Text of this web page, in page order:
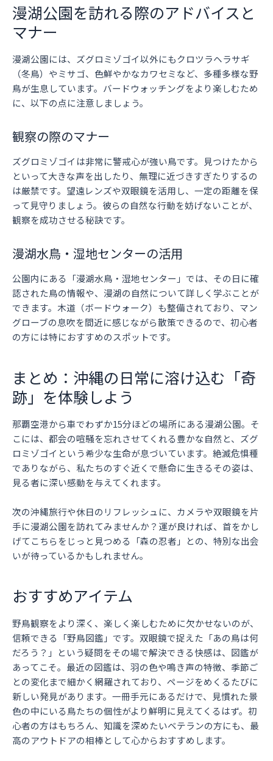
漫湖公園を訪れる際のアドバイスと
マナー
漫湖公園には、ズグロミゾゴイ以外にもクロツラヘラサギ
（冬鳥）やミサゴ、色鮮やかなカワセミなど、多種多様な野
鳥が生息しています。バードウォッチングをより楽しむため
に、以下の点に注意しましょう。
観察の際のマナー
ズグロミゾゴイは非常に警戒心が強い鳥です。見つけたから
といって大きな声を出したり、無理に近づきすぎたりするの
は厳禁です。望遠レンズや双眼鏡を活用し、一定の距離を保
って見守りましょう。彼らの自然な行動を妨げないことが、
観察を成功させる秘訣です。
漫湖水鳥・湿地センターの活用
公園内にある「漫湖水鳥・湿地センター」では、その日に確
認された鳥の情報や、漫湖の自然について詳しく学ぶことが
できます。木道（ボードウォーク）も整備されており、マン
グローブの息吹を間近に感じながら散策できるので、初心者
の方には特におすすめのスポットです。
まとめ：沖縄の日常に溶け込む「奇
跡」を体験しよう
那覇空港から車でわずか15分ほどの場所にある漫湖公園。そ
こには、都会の喧騒を忘れさせてくれる豊かな自然と、ズグ
ロミゾゴイという希少な生命が息づいています。絶滅危惧種
でありながら、私たちのすぐ近くで懸命に生きるその姿は、
見る者に深い感動を与えてくれます。
次の沖縄旅行や休日のリフレッシュに、カメラや双眼鏡を片
手に漫湖公園を訪れてみませんか？運が良ければ、首をかし
げてこちらをじっと見つめる「森の忍者」との、特別な出会
いが待っているかもしれません。
おすすめアイテム
野鳥観察をより深く、楽しく楽しむために欠かせないのが、
信頼できる「野鳥図鑑」です。双眼鏡で捉えた「あの鳥は何
だろう？」という疑問をその場で解決できる快感は、図鑑が
あってこそ。最近の図鑑は、羽の色や鳴き声の特徴、季節ご
との変化まで細かく網羅されており、ページをめくるたびに
新しい発見があります。一冊手元にあるだけで、見慣れた景
色の中にいる鳥たちの個性がより鮮明に見えてくるはず。初
心者の方はもちろん、知識を深めたいベテランの方にも、最
高のアウトドアの相棒として心からおすすめします。